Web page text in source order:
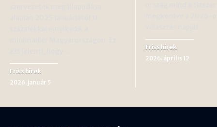
Friss hírek
2026. január 5
Friss hírek
2026. április 12